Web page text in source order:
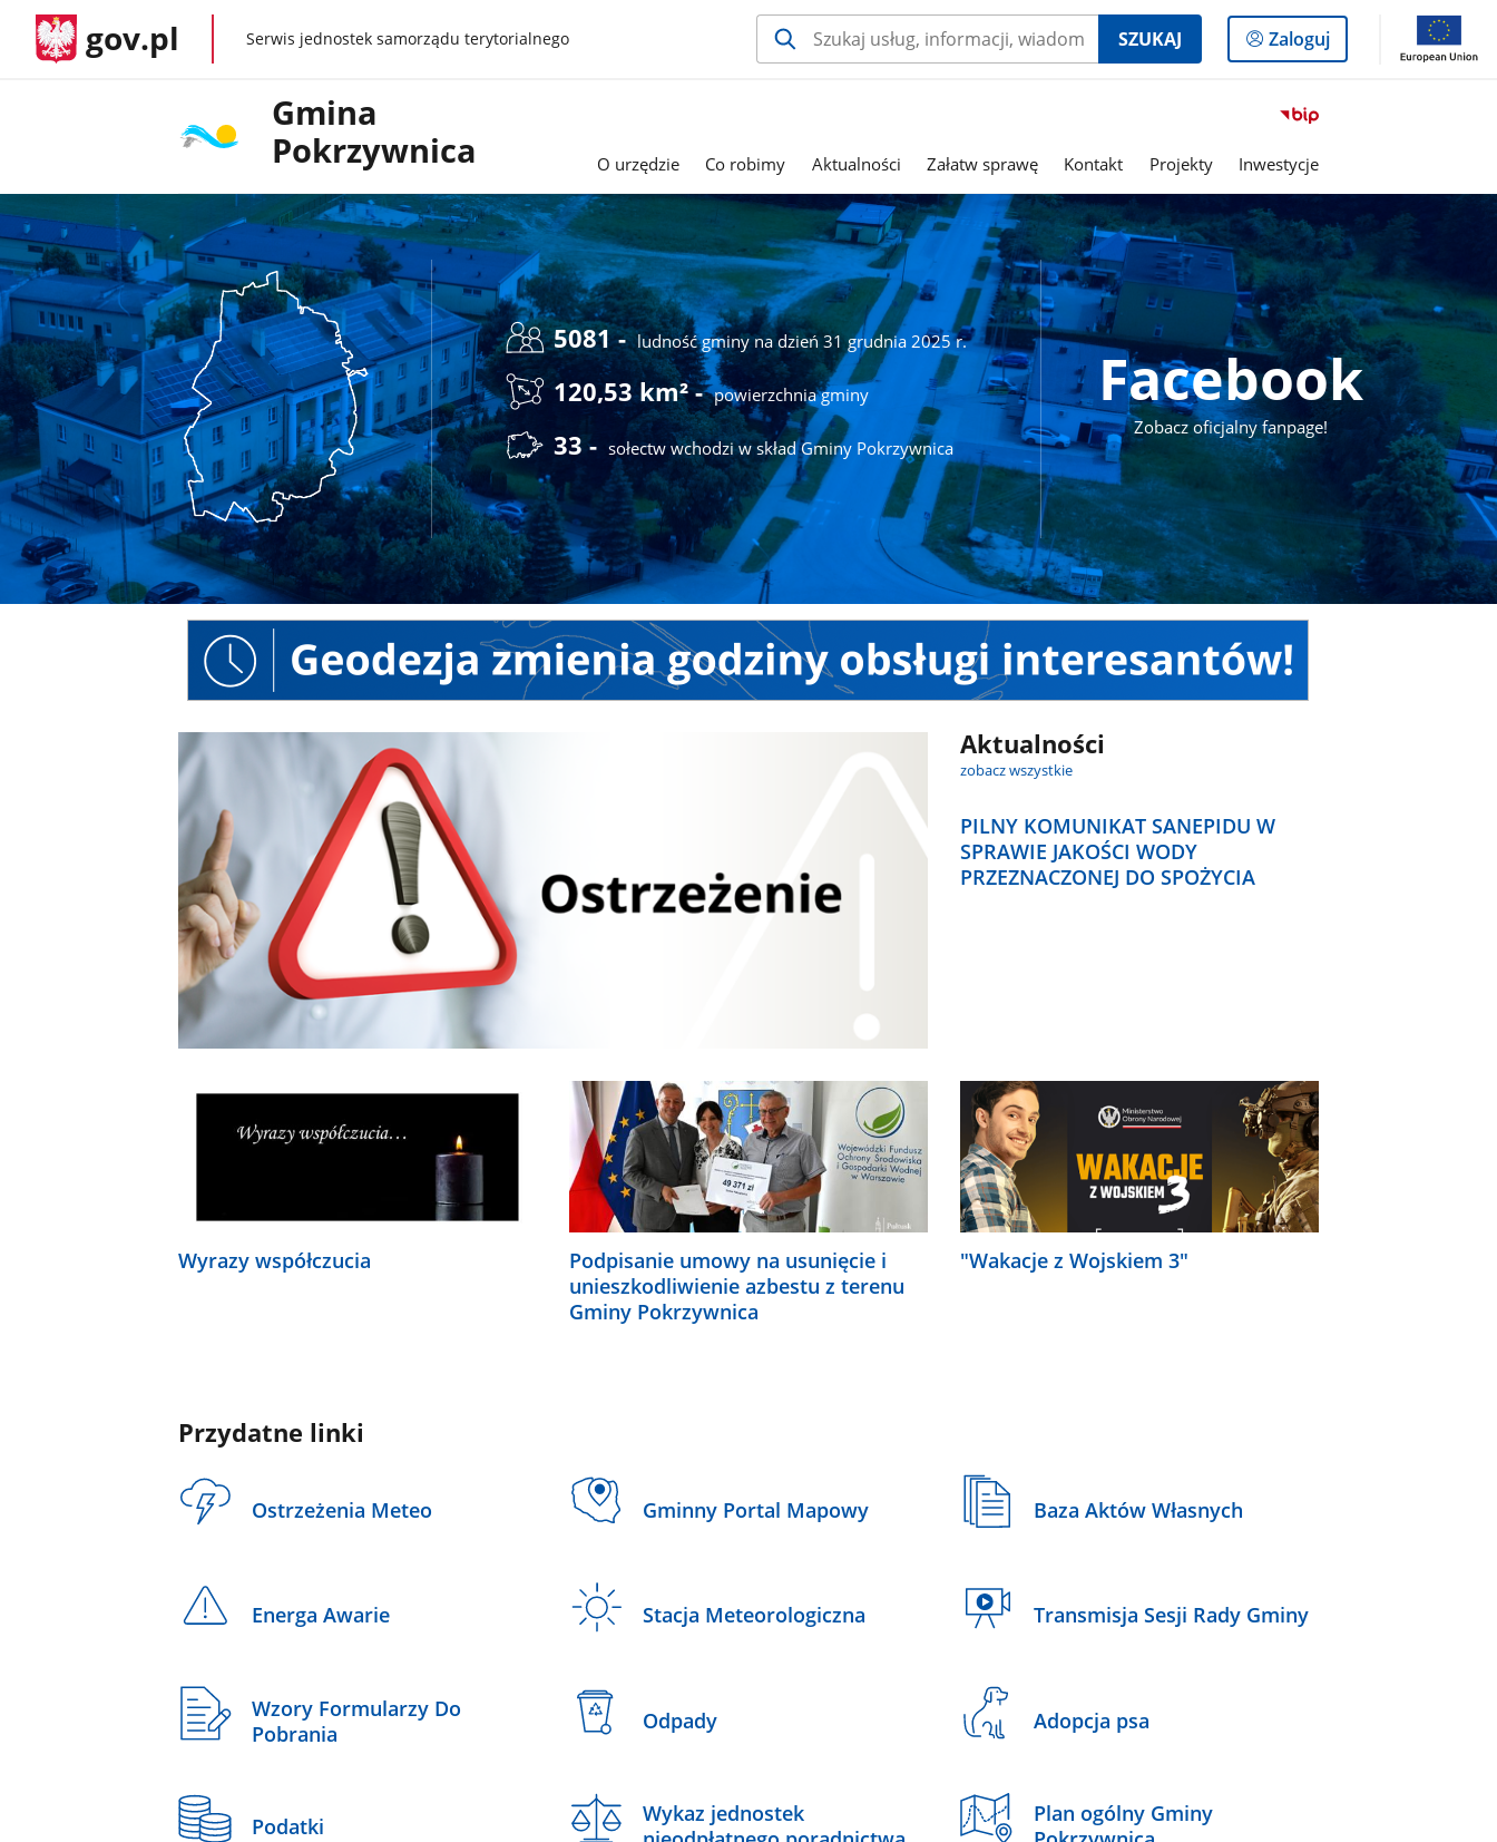
gov.pl gov.plSerwis jednostek samorządu terytorialnego SZUKAJ
Logowanie
do
Zaloguj
Przejdź
serwisu
Publicznej
Gmina
Pokrzywnica
Gmina
Pokrzywnica
O urzędzie Co robimy Aktualności Załatw sprawę Kontakt Projekty
Inwestycje
główny
5081 - ludność gminy na dzień 31 grudnia 2025 r.
120,53 km² - powierzchnia gminy
33 - sołectw wchodzi w skład Gminy Pokrzywnica
Facebook
Zobacz oficjalny fanpage!
Baner
Geodezja
Aktualności
zobacz wszystkie
PILNY KOMUNIKAT SANEPIDU W
SPRAWIE JAKOŚCI WODY
PRZEZNACZONEJ DO SPOŻYCIA
Wyrazy współczucia
Podpisanie umowy na usunięcie i
unieszkodliwienie azbestu z terenu
Gminy Pokrzywnica
"Wakacje z Wojskiem 3"
Przydatne linki
Ostrzeżenia Meteo Gminny Portal Mapowy Baza Aktów Własnych
Energa Awarie Stacja Meteorologiczna Transmisja Sesji Rady Gminy
Wzory Formularzy Do
Pobrania
Odpady Adopcja psa
Podatki
Wykaz jednostek
Plan ogólny Gminy